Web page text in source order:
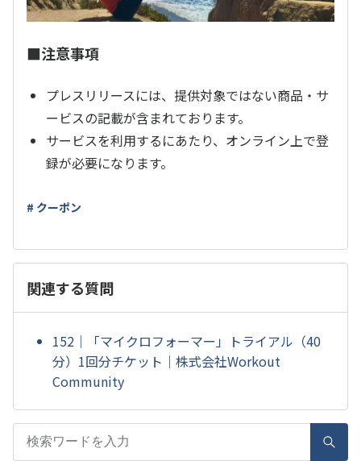
■注意事項
プレスリリースには、提供対象ではない商品・サ
ービスの記載が含まれております。
サービスを利用するにあたり、オンライン上で登
録が必要になります。
# クーポン
関連する質問
152｜「マイクロフォーマー」トライアル（40
分）1回分チケット｜株式会社Workout
Community